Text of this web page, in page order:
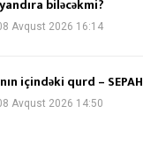
biləcəkmi?
Avqust 2026 16:14
içindəki qurd – SEPAH
Avqust 2026 14:50